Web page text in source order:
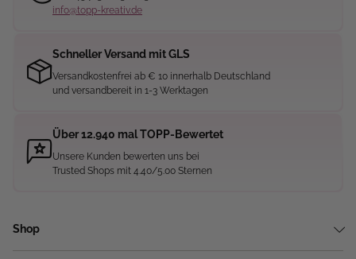
info@topp-kreativ.de
Schneller Versand mit GLS
Versandkostenfrei ab € 10 innerhalb Deutschland
und versandbereit in 1-3 Werktagen
Über 12.940 mal TOPP-Bewertet
Unsere Kunden bewerten uns bei
Trusted Shops mit 4.40/5.00 Sternen
Shop